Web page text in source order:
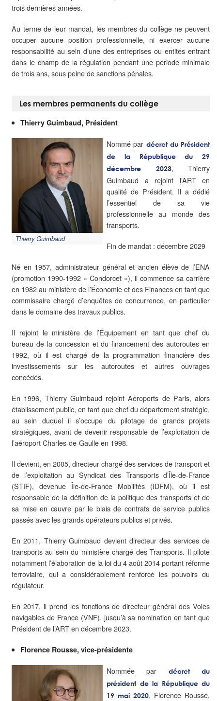
trois dernières années.
Au terme de leur mandat, les membres du collège ne peuvent
occuper aucune position professionnelle, ni exercer aucune
responsabilité au sein d’une des entreprises ou entités entrant
dans le champ de la régulation pendant une période minimale
de trois ans, sous peine de sanctions pénales.
Les membres permanents du collège
Thierry Guimbaud, Président
Thierry Guimbaud
Nommé par décret du Président
de la République du 29
décembre 2023, Thierry
Guimbaud a rejoint l’ART en
qualité de Président. Il a dédié
l’essentiel de sa vie
professionnelle au monde des
transports.
Fin de mandat : décembre 2029
Né en 1957, administrateur général et ancien élève de l’ENA
(promotion 1990-1992 « Condorcet »), il commence sa carrière
en 1982 au ministère de l’Économie et des Finances en tant que
commissaire chargé d’enquêtes de concurrence, en particulier
dans le domaine des travaux publics.
Il rejoint le ministère de l’Équipement en tant que chef du
bureau de la concession et du financement des autoroutes en
1992, où il est chargé de la programmation financière des
investissements sur les autoroutes et autres ouvrages
concédés.
En 1996, Thierry Guimbaud rejoint Aéroports de Paris, alors
établissement public, en tant que chef du département stratégie,
au sein duquel il s’occupe du pilotage de grands projets
stratégiques, avant de devenir responsable de l’exploitation de
l’aéroport Charles-de-Gaulle en 1998.
Il devient, en 2005, directeur chargé des services de transport et
de l’exploitation au Syndicat des Transports d’Île-de-France
(STIF), devenue Île-de-France Mobilités (IDFM), où il est
responsable de la définition de la politique des transports et de
sa mise en œuvre par le biais de contrats de service publics
passés avec les grands opérateurs publics et privés.
En 2011, Thierry Guimbaud devient directeur des services de
transports au sein du ministère chargé des Transports. Il pilote
notamment l’élaboration de la loi du 4 août 2014 portant réforme
ferroviaire, qui a considérablement renforcé les pouvoirs du
régulateur.
En 2017, il prend les fonctions de directeur général des Voies
navigables de France (VNF), jusqu’à sa nomination en tant que
Président de l’ART en décembre 2023.
Florence Rousse, vice-présidente
Nommée par
décret du
président de la République du
19 mai 2020, Florence Rousse,